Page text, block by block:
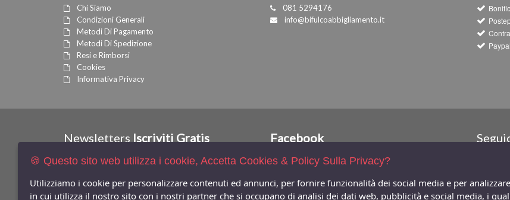
Chi Siamo
Condizioni Generali
Metodi Di Pagamento
Metodi Di Spedizione
Resi e Rimborsi
Cookies
Informativa Privacy
081 5294176
info@bifulcoabbigliamento.it
Newsletters Iscriviti Gratis
Indica qui la tua email per ricevere sconti e newsletter.
Consenso Privacy
Facebook
🍪 Questo sito web utilizza i cookie, Accetta Cookies & Policy Sulla Privacy?
Utilizziamo i cookie per personalizzare contenuti ed annunci, per fornire funzionalità dei social media e per
in cui utilizza il nostro sito con i nostri partner che si occupano di analisi dei dati web, pubblicità e social media, i